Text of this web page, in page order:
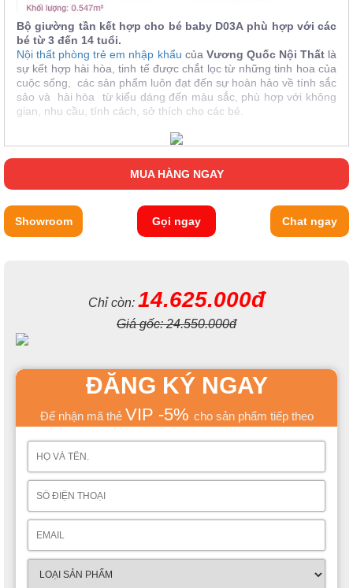
Bộ giường tần kết hợp cho bé baby D03A phù hợp với các
bé từ 3 đến 14 tuổi.
Nội thất phòng trẻ em nhập khẩu của Vương Quốc Nội Thấtlà
sự kết hợp hài hòa, tinh tế được chắt lọc từ những tinh hoa của
cuộc sống, các sản phẩm luôn đạt đến sự hoàn hảo về tính sắc
sảo và hài hòa từ kiểu dáng đến màu sắc, phù hợp với không
gian, nhu cầu, tính cách, sở thích cho các bé.
MUA HÀNG NGAY
Showroom Gọi ngay Chat ngay
Chỉ còn: 14.625.000đ
Giá gốc:24.550.000đ
ĐĂNG KÝ NGAY
Để nhận mã thẻ VIP -5% cho sản phẩm tiếp theo